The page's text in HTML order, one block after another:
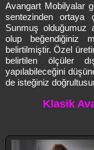
Avangart Mobilyalar
sentezinden ortaya
Sunmuş olduğumuz
olup beğendiğiniz
belirtilmiştir. Özel
belirtilen ölçüler
yapılabileceğini
de isteğiniz
Klasik